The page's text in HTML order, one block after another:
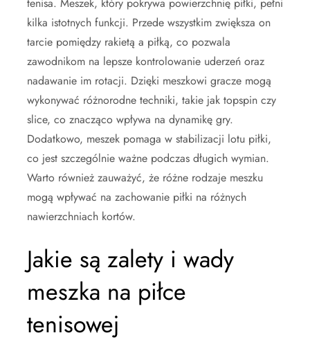
kilka istotnych funkcji. Przede wszystkim zwiększa on
tarcie pomiędzy rakietą a piłką, co pozwala
zawodnikom na lepsze kontrolowanie uderzeń oraz
nadawanie im rotacji. Dzięki meszkowi gracze mogą
wykonywać różnorodne techniki, takie jak topspin czy
slice, co znacząco wpływa na dynamikę gry.
Dodatkowo, meszek pomaga w stabilizacji lotu piłki,
co jest szczególnie ważne podczas długich wymian.
Warto również zauważyć, że różne rodzaje meszku
mogą wpływać na zachowanie piłki na różnych
nawierzchniach kortów.
Jakie są zalety i wady
meszka na piłce
tenisowej